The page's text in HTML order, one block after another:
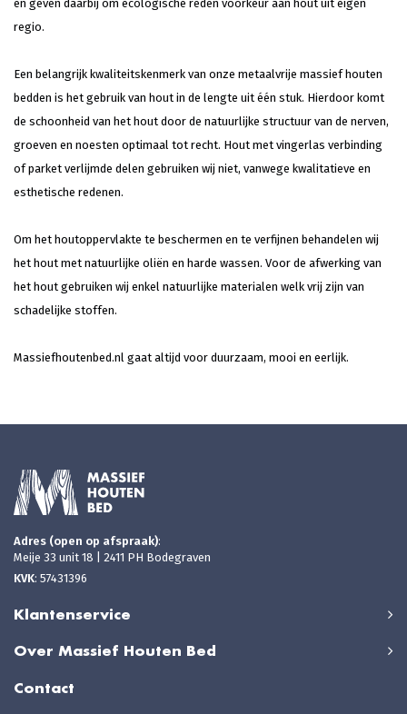
en geven daarbij om ecologische reden voorkeur aan hout uit eigen
regio.
Een belangrijk kwaliteitskenmerk van onze metaalvrije massief houten
bedden is het gebruik van hout in de lengte uit één stuk. Hierdoor komt
de schoonheid van het hout door de natuurlijke structuur van de nerven,
groeven en noesten optimaal tot recht. Hout met vingerlas verbinding
of parket verlijmde delen gebruiken wij niet, vanwege kwalitatieve en
esthetische redenen.
Om het houtoppervlakte te beschermen en te verfijnen behandelen wij
het hout met natuurlijke oliën en harde wassen. Voor de afwerking van
het hout gebruiken wij enkel natuurlijke materialen welk vrij zijn van
schadelijke stoffen.
Massiefhoutenbed.nl gaat altijd voor duurzaam, mooi en eerlijk.
Adres (open op afspraak):
Meije 33 unit 18 | 2411 PH Bodegraven
KVK: 57431396
Klantenservice
Over Massief Houten Bed
Contact